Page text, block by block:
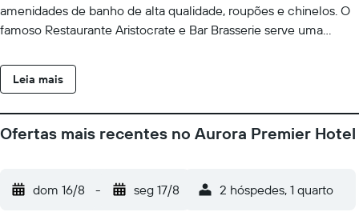
amenidades de banho de alta qualidade, roupões e chinelos. O
famoso Restaurante Aristocrate e Bar Brasserie serve uma
Você pode relaxar no salão de charutos ou no bar de vinhos.
Você pode reservar tratamentos de beleza e massagens no
ficam a 600 metros de distância. O hotel fica a apenas 8
Leia mais
Ofertas mais recentes no Aurora Premier Hotel
dom 16/8 - seg 17/8 2 hóspedes, 1 quarto